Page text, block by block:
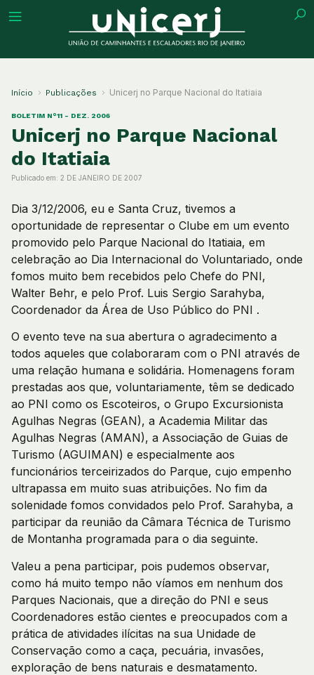
Início Publicações Unicerj no Parque Nacional do Itatiaia
BOLETIM N°11 - DEZ. 2006
Unicerj no Parque Nacional
do Itatiaia
Publicado em: 2 DE JANEIRO DE 2007
Dia 3/12/2006, eu e Santa Cruz, tivemos a
oportunidade de representar o Clube em um evento
promovido pelo Parque Nacional do Itatiaia, em
celebração ao Dia Internacional do Voluntariado, onde
fomos muito bem recebidos pelo Chefe do PNI,
Walter Behr, e pelo Prof. Luis Sergio Sarahyba,
Coordenador da Área de Uso Público do PNI .
O evento teve na sua abertura o agradecimento a
todos aqueles que colaboraram com o PNI através de
uma relação humana e solidária. Homenagens foram
prestadas aos que, voluntariamente, têm se dedicado
ao PNI como os Escoteiros, o Grupo Excursionista
Agulhas Negras (GEAN), a Academia Militar das
Agulhas Negras (AMAN), a Associação de Guias de
Turismo (AGUIMAN) e especialmente aos
funcionários terceirizados do Parque, cujo empenho
ultrapassa em muito suas atribuições. No fim da
solenidade fomos convidados pelo Prof. Sarahyba, a
participar da reunião da Câmara Técnica de Turismo
de Montanha programada para o dia seguinte.
Valeu a pena participar, pois pudemos observar,
como há muito tempo não víamos em nenhum dos
Parques Nacionais, que a direção do PNI e seus
Coordenadores estão cientes e preocupados com a
prática de atividades ilícitas na sua Unidade de
Conservação como a caça, pecuária, invasões,
exploração de bens naturais e desmatamento.